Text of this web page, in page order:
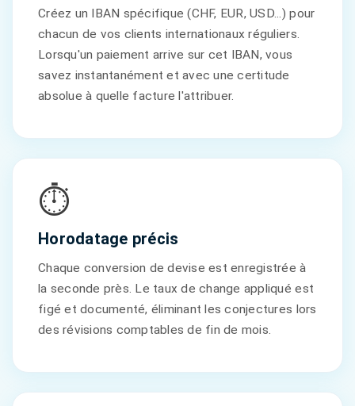
Créez un IBAN spécifique (CHF, EUR, USD...) pour
chacun de vos clients internationaux réguliers.
Lorsqu'un paiement arrive sur cet IBAN, vous
savez instantanément et avec une certitude
absolue à quelle facture l'attribuer.
⏱️
Horodatage précis
Chaque conversion de devise est enregistrée à
la seconde près. Le taux de change appliqué est
figé et documenté, éliminant les conjectures lors
des révisions comptables de fin de mois.